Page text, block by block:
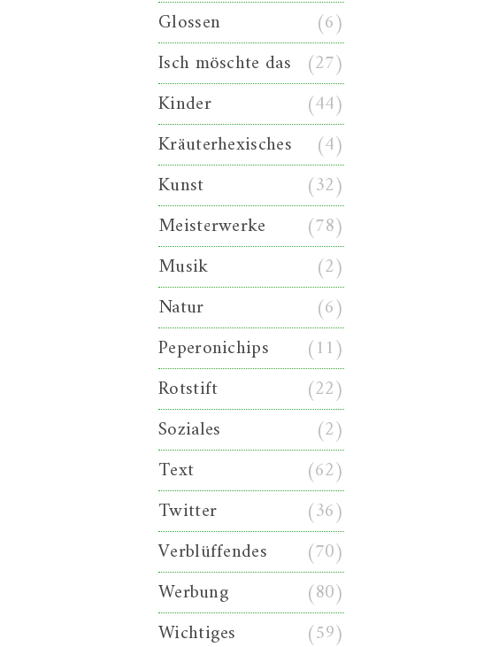
Glossen
(6)
Isch möschte das (27)
Kinder
(44)
Kräuterhexisches
(4)
Kunst
(32)
Meisterwerke
(78)
Musik
(2)
Natur
(6)
Peperonichips
(11)
Rotstift
(22)
Soziales
(2)
Text
(62)
Twitter
(36)
Verblüffendes
(70)
Werbung
(80)
Wichtiges
(59)